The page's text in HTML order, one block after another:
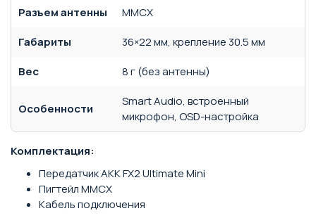
Разъем антенны
MMCX
Габариты
36×22 мм, крепление 30.5 мм
Вес
8 г (без антенны)
Особенности
Smart Audio, встроенный
микрофон, OSD-настройка
Комплектация:
Передатчик AKK FX2 Ultimate Mini
Пигтейл MMCX
Кабель подключения